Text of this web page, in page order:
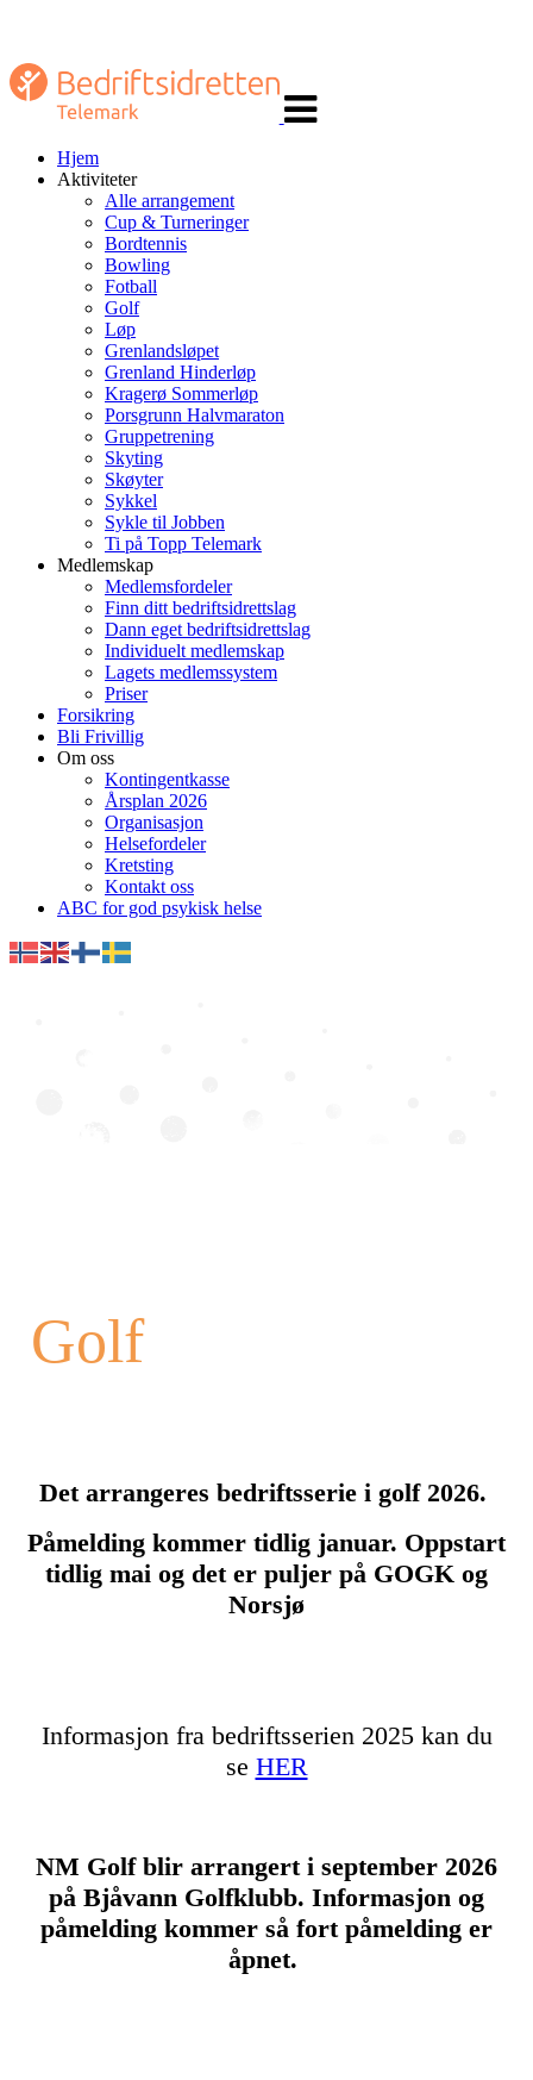
navigasjon
Hjem
Aktiviteter
Alle arrangement
Cup & Turneringer
Bordtennis
Bowling
Fotball
Golf
Løp
Grenlandsløpet
Grenland Hinderløp
Kragerø Sommerløp
Porsgrunn Halvmaraton
Gruppetrening
Skyting
Skøyter
Sykkel
Sykle til Jobben
Ti på Topp Telemark
Medlemskap
Medlemsfordeler
Finn ditt bedriftsidrettslag
Dann eget bedriftsidrettslag
Individuelt medlemskap
Lagets medlemssystem
Priser
Forsikring
Bli Frivillig
Om oss
Kontingentkasse
Årsplan 2026
Organisasjon
Helsefordeler
Kretsting
Kontakt oss
ABC for god psykisk helse
Golf
Det arrangeres bedriftsserie i golf 2026.
Påmelding kommer tidlig januar. Oppstart
tidlig mai og det er puljer på GOGK og
Norsjø
Informasjon fra bedriftsserien 2025 kan du
se HER
NM Golf blir arrangert i september 2026
på Bjåvann Golfklubb. Informasjon og
påmelding kommer så fort påmelding er
åpnet.